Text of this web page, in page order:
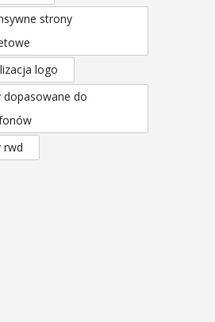
strony
logo
dopasowane do
rwd